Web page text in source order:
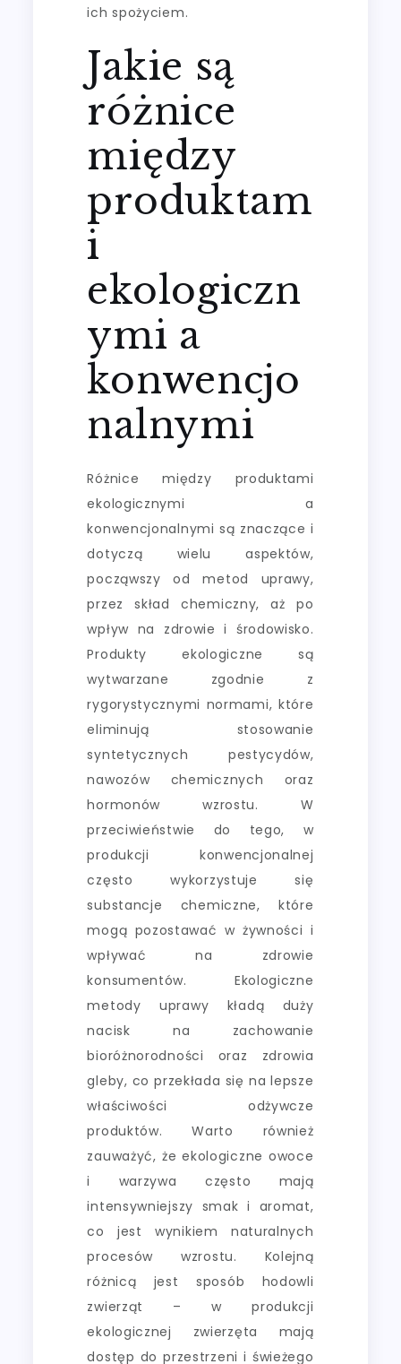
ich spożyciem.
Jakie są
różnice
między
produktam
i
ekologiczn
ymi a
konwencjo
nalnymi
Różnice między produktami
ekologicznymi a
konwencjonalnymi są znaczące i
dotyczą wielu aspektów,
począwszy od metod uprawy,
przez skład chemiczny, aż po
wpływ na zdrowie i środowisko.
Produkty ekologiczne są
wytwarzane zgodnie z
rygorystycznymi normami, które
eliminują stosowanie
syntetycznych pestycydów,
nawozów chemicznych oraz
hormonów wzrostu. W
przeciwieństwie do tego, w
produkcji konwencjonalnej
często wykorzystuje się
substancje chemiczne, które
mogą pozostawać w żywności i
wpływać na zdrowie
konsumentów. Ekologiczne
metody uprawy kładą duży
nacisk na zachowanie
bioróżnorodności oraz zdrowia
gleby, co przekłada się na lepsze
właściwości odżywcze
produktów. Warto również
zauważyć, że ekologiczne owoce
i warzywa często mają
intensywniejszy smak i aromat,
co jest wynikiem naturalnych
procesów wzrostu. Kolejną
różnicą jest sposób hodowli
zwierząt – w produkcji
ekologicznej zwierzęta mają
dostęp do przestrzeni i świeżego